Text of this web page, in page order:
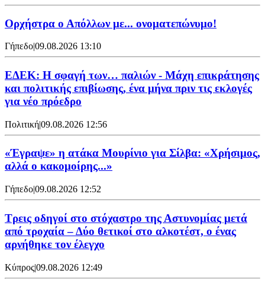
Ορχήστρα o Aπόλλων με... ονοματεπώνυμο!
Γήπεδο|09.08.2026 13:10
ΕΔΕΚ: Η σφαγή των… παλιών - Μάχη επικράτησης
και πολιτικής επιβίωσης, ένα μήνα πριν τις εκλογές
για νέο πρόεδρο
Πολιτική|09.08.2026 12:56
«Έγραψε» η ατάκα Μουρίνιο για Σίλβα: «Χρήσιμος,
αλλά ο κακομοίρης...»
Γήπεδο|09.08.2026 12:52
Τρεις οδηγοί στο στόχαστρο της Αστυνομίας μετά
από τροχαία – Δύο θετικοί στο αλκοτέστ, ο ένας
αρνήθηκε τον έλεγχο
Κύπρος|09.08.2026 12:49